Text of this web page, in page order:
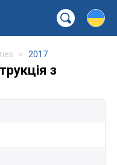
2017
з